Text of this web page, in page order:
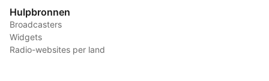
Hulpbronnen
Broadcasters
Widgets
Radio-websites per land